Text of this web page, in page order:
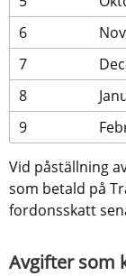
6
7
8
9
Vid påställning
som betald på
fordonsskatt
Avgifter som